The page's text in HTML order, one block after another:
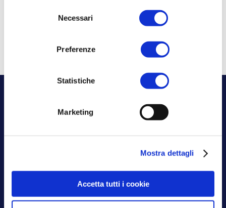
Necessari
Preferenze
Statistiche
Marketing
Mostra dettagli
Accetta tutti i cookie
Parità di Genere in Azienda: Vantaggi e
Opportunità con la Certificazione UNI/PdR
Luglio 8, 2025
Aksilia certificata
ISO 9001:2015
ISO 27001:2022